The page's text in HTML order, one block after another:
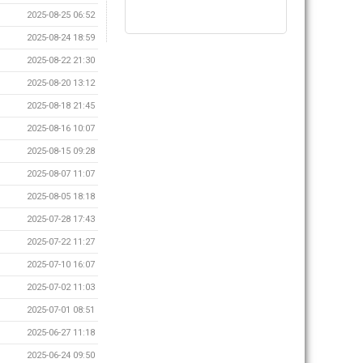
2025-08-25 06:52
2025-08-24 18:59
2025-08-22 21:30
2025-08-20 13:12
2025-08-18 21:45
2025-08-16 10:07
2025-08-15 09:28
2025-08-07 11:07
2025-08-05 18:18
2025-07-28 17:43
2025-07-22 11:27
2025-07-10 16:07
2025-07-02 11:03
2025-07-01 08:51
2025-06-27 11:18
2025-06-24 09:50